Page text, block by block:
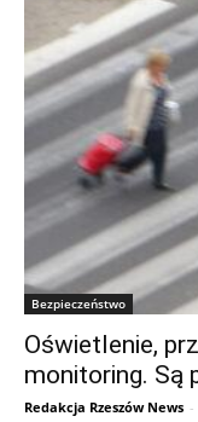
Bezpieczeństwo
Oświetlenie,
monitoring. Są
Redakcja Rzeszów News -